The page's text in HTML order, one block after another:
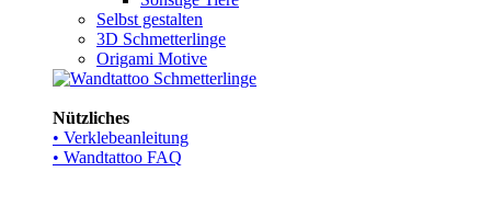
Selbst gestalten
3D Schmetterlinge
Origami Motive
Nützliches
• Verklebeanleitung
• Wandtattoo FAQ